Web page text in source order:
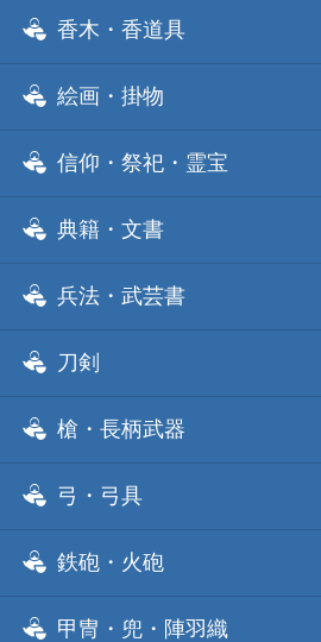
香木・香道具
絵画・掛物
信仰・祭祀・霊宝
典籍・文書
兵法・武芸書
刀剣
槍・長柄武器
弓・弓具
鉄砲・火砲
甲冑・兜・陣羽織
城 地域分類
合戦 地域分類
事変 地域分類
逸話 分類一覧
戦国ニュース
寺社・城・庭園ニュース
信長の野望ニュース